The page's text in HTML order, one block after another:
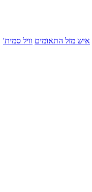
איש מזל התאומים וויל סמית'